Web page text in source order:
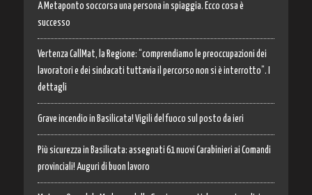
A Metaponto soccorsa una persona in spiaggia. Ecco cosa è
successo
Vertenza CallMat, la Regione: “comprendiamo le preoccupazioni dei
lavoratori e dei sindacati tuttavia il percorso non si è interrotto”. I
dettagli
Grave incendio in Basilicata! Vigili del fuoco sul posto da ieri
Più sicurezza in Basilicata: assegnati 61 nuovi Carabinieri ai Comandi
provinciali! Auguri di buon lavoro